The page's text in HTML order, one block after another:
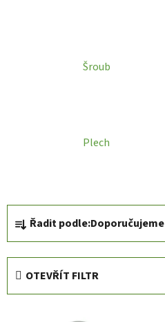
Šroub
Plech
a
z
Řadit podle:Doporučujeme
OTEVŘÍT FILTR